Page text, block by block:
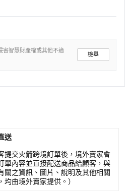
害智慧財產權或其他不適
檢舉
送
提交火箭跨境訂單後，境外賣家會
單內容並直接配送商品給顧客，與
關之資訊、圖片、說明及其他相關
均由境外賣家提供。）